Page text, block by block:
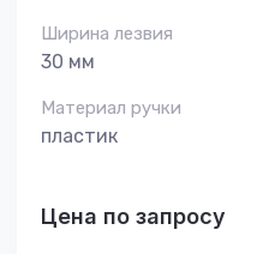
Ширина лезвия
30 мм
Материал ручки
пластик
Цена по запросу